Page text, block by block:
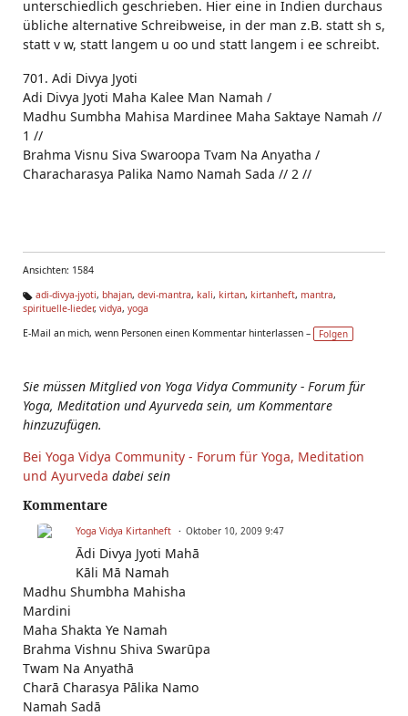
unterschiedlich geschrieben. Hier eine in Indien durchaus
übliche alternative Schreibweise, in der man z.B. statt sh s,
statt v w, statt langem u oo und statt langem i ee schreibt.
701. Adi Divya Jyoti
Adi Divya Jyoti Maha Kalee Man Namah /
Madhu Sumbha Mahisa Mardinee Maha Saktaye Namah //
1 //
Brahma Visnu Siva Swaroopa Tvam Na Anyatha /
Characharasya Palika Namo Namah Sada // 2 //
Ansichten: 1584
Ta
s:
adi-divya-jyoti, bhajan, devi-mantra, kali, kirtan, kirtanheft, mantra,
spirituelle-lieder, vidya, yoga
E-Mail an mich, wenn Personen einen Kommentar hinterlassen –
Folgen
Sie müssen Mitglied von Yoga Vidya Community - Forum für
Yoga, Meditation und Ayurveda sein, um Kommentare
hinzuzufügen.
Bei Yoga Vidya Community - Forum für Yoga, Meditation
und Ayurveda dabei sein
Kommentare
Yoga Vidya Kirtanheft Oktober 10, 2009 9:47
Ādi Divya Jyoti Mahā
Kāli Mā Namah
Madhu Shumbha Mahisha
Mardini
Maha Shakta Ye Namah
Brahma Vishnu Shiva Swarūpa
Twam Na Anyathā
Charā Charasya Pālika Namo
Namah Sadā